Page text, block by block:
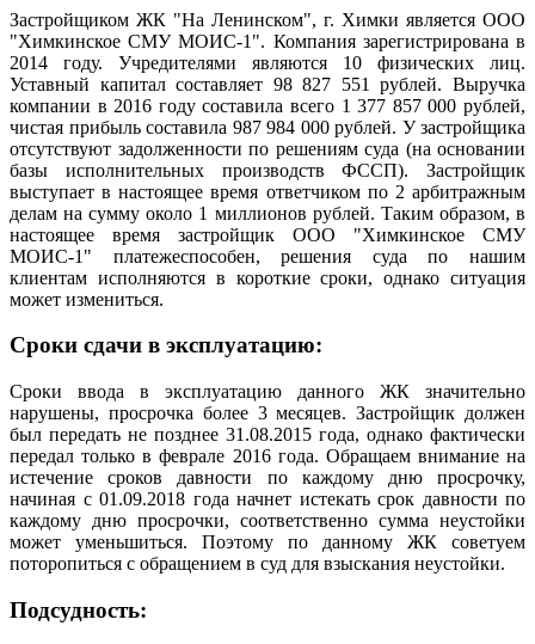
Застройщиком ЖК "На Ленинском", г. Химки является ООО
"Химкинское СМУ МОИС-1". Компания зарегистрирована в
2014 году. Учредителями являются 10 физических лиц.
Уставный капитал составляет 98 827 551 рублей. Выручка
компании в 2016 году составила всего 1 377 857 000 рублей,
чистая прибыль составила 987 984 000 рублей. У застройщика
отсутствуют задолженности по решениям суда (на основании
базы исполнительных производств ФССП). Застройщик
выступает в настоящее время ответчиком по 2 арбитражным
делам на сумму около 1 миллионов рублей. Таким образом, в
настоящее время застройщик ООО "Химкинское СМУ
МОИС-1" платежеспособен, решения суда по нашим
клиентам исполняются в короткие сроки, однако ситуация
может измениться.
Сроки сдачи в эксплуатацию:
Сроки ввода в эксплуатацию данного ЖК значительно
нарушены, просрочка более 3 месяцев. Застройщик должен
был передать не позднее 31.08.2015 года, однако фактически
передал только в феврале 2016 года. Обращаем внимание на
истечение сроков давности по каждому дню просрочку,
начиная с 01.09.2018 года начнет истекать срок давности по
каждому дню просрочки, соответственно сумма неустойки
может уменьшиться. Поэтому по данному ЖК советуем
поторопиться с обращением в суд для взыскания неустойки.
Подсудность: